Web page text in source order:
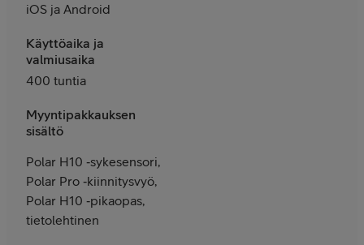
iOS ja Android
Käyttöaika ja
valmiusaika
400 tuntia
Myyntipakkauksen
sisältö
Polar H10 ‑sykesensori,
Polar Pro ‑kiinnitysvyö,
Polar H10 ‑pikaopas,
tietolehtinen